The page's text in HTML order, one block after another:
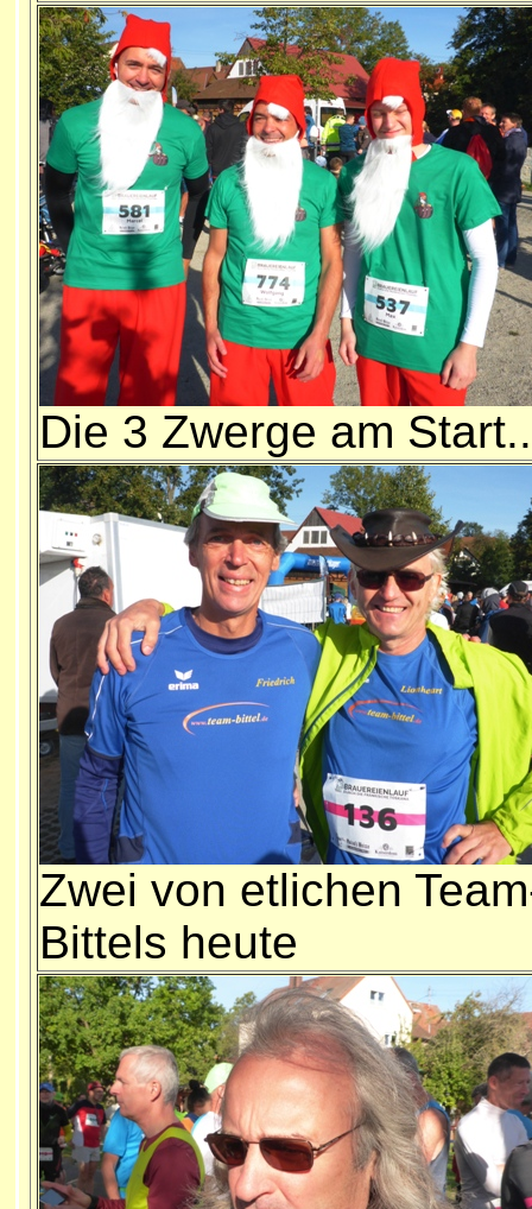
Die 3 Zwerge am
Zwei von etlichen
Bittels heute